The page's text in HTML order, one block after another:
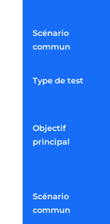
Scénario
commun
Type de test
Objectif
principal
Scénario
commun